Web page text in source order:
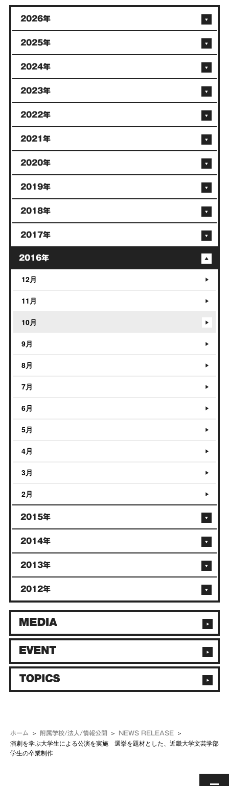
ホーム 附属学校/法人/情報公開 NEWS RELEASE
演劇を学ぶ大学生による公演を実施 選挙を題材とした、近畿大学文芸学部
学生の卒業制作
2026年
2025年
2024年
2023年
2022年
2021年
2020年
2019年
2018年
2017年
2016年
12月
11月
10月
9月
8月
7月
6月
5月
4月
3月
2月
2015年
2014年
2013年
2012年